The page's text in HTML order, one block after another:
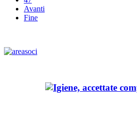
Avanti
Fine